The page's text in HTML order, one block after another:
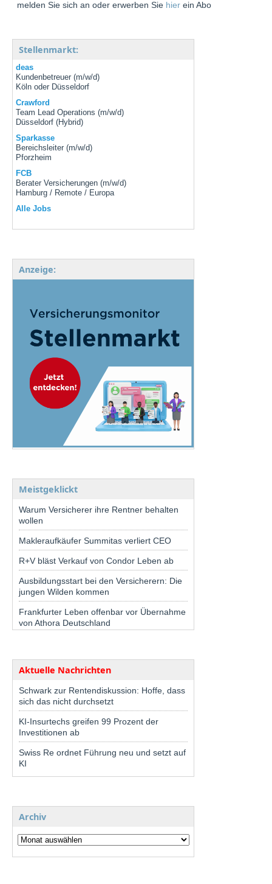
melden Sie sich an oder erwerben Sie hier ein Abo
Stellenmarkt:
deas
Kundenbetreuer (m/w/d)
Köln oder Düsseldorf
Crawford
Team Lead Operations (m/w/d)
Düsseldorf (Hybrid)
Sparkasse
Bereichsleiter (m/w/d)
Pforzheim
FCB
Berater Versicherungen (m/w/d)
Hamburg / Remote / Europa
Alle Jobs
Anzeige:
Meistgeklickt
Warum Versicherer ihre Rentner behalten
wollen
Makleraufkäufer Summitas verliert CEO
R+V bläst Verkauf von Condor Leben ab
Ausbildungsstart bei den Versicherern: Die
jungen Wilden kommen
Frankfurter Leben offenbar vor Übernahme
von Athora Deutschland
Aktuelle Nachrichten
Schwark zur Rentendiskussion: Hoffe, dass
sich das nicht durchsetzt
KI-Insurtechs greifen 99 Prozent der
Investitionen ab
Swiss Re ordnet Führung neu und setzt auf
KI
Archiv